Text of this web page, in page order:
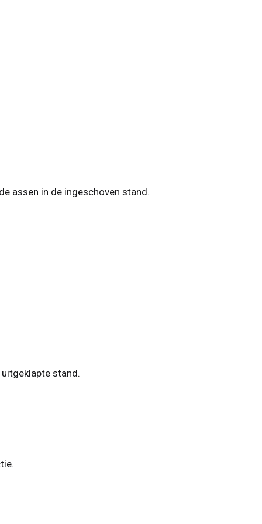
assen in de ingeschoven stand.
stand.